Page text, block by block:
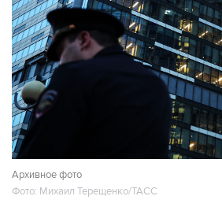
Архивное фото
Фото: Михаил Терещенко/ТАСС